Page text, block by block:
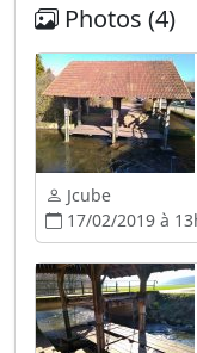
Photos (4)
Jcube
17/02/2019 à